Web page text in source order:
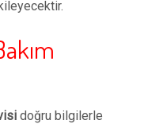
doğru bilgilerle